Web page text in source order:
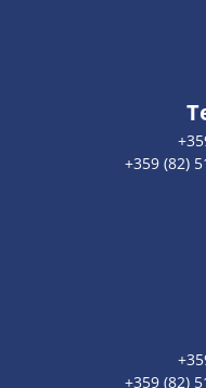
+359 (82)
+359 (82)